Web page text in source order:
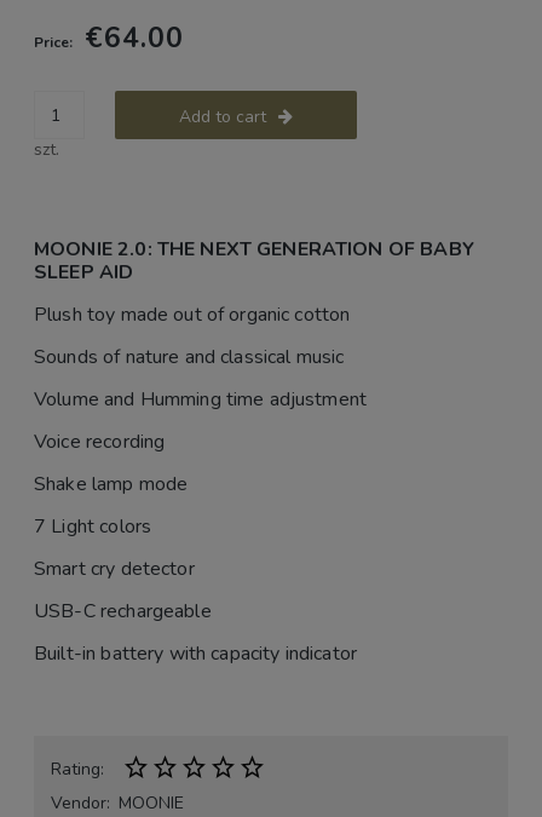
Price: €64.00
szt.
Add to cart
MOONIE 2.0: THE NEXT GENERATION OF BABY
SLEEP AID
Plush toy made out of organic cotton
Sounds of nature and classical music
Volume and Humming time adjustment
Voice recording
Shake lamp mode
7 Light colors
Smart cry detector
USB-C rechargeable
Built-in battery with capacity indicator
Rating:
Vendor: MOONIE